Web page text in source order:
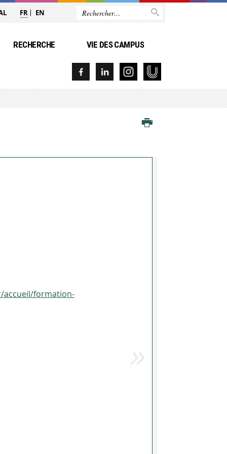
FR EN
RECHERCHE VIE DES CAMPUS
accueil/formation-